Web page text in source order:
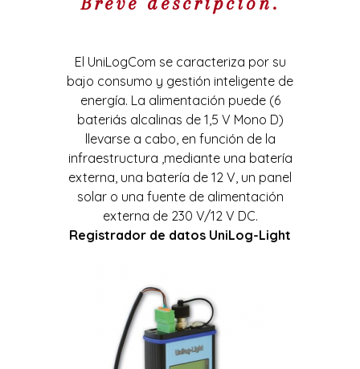
El UniLogCom se caracteriza por su
bajo consumo y gestión inteligente de
energía. La alimentación puede (6
bateriás alcalinas de 1,5 V Mono D)
llevarse a cabo, en función de la
infraestructura ,mediante una batería
externa, una batería de 12 V, un panel
solar o una fuente de alimentación
externa de 230 V/12 V DC.
Registrador de datos UniLog-Light